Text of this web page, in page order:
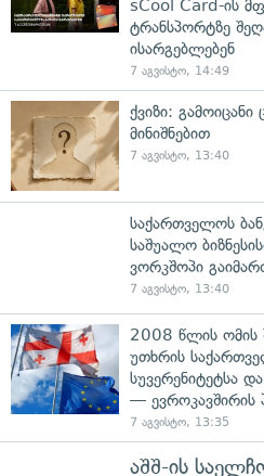
sCool Card-ის
ტრანსპორტზე
ისარგებლებენ
7 აგვისტო, 14:49
ქვიზი:
მინიშნებით
7 აგვისტო, 13:40
საქართველოს
საშუალო
ვორკშოპი
7 აგვისტო, 13:40
2008 წლის ომის
უთხრის
სუვერენიტეტსა
— ევროკავშირის
7 აგვისტო, 13:35
აშშ-ის